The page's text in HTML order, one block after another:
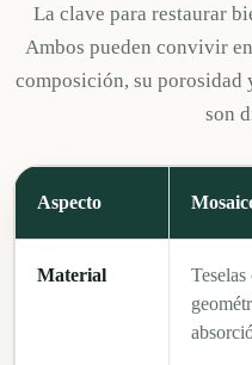
La clave para restaurar
Ambos pueden convivir
composición, su porosidad
son
Aspecto
Material